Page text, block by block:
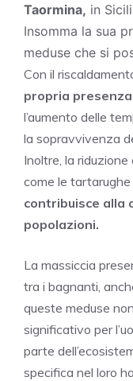
Taormina, in
Insomma la sua
meduse che si
Con il
propria
l’aumento delle
la sopravvivenza
Inoltre, la riduzione
come le tartarughe
contribuisce alla
popolazioni.
La massiccia
tra i bagnanti,
queste meduse
significativo per
parte
specifica nel loro